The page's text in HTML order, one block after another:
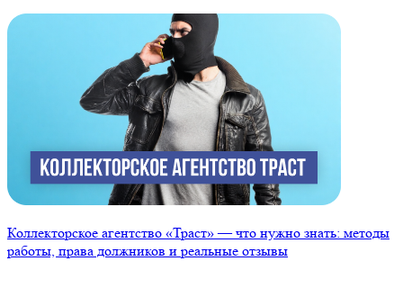
Коллекторское агентство «Траст» — что нужно знать: методы
работы, права должников и реальные отзывы